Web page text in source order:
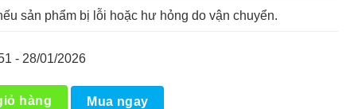
sản phẩm bị lỗi hoặc hư hỏng do vận chuyển.
- 28/01/2026
lượng
hàng Mua ngay